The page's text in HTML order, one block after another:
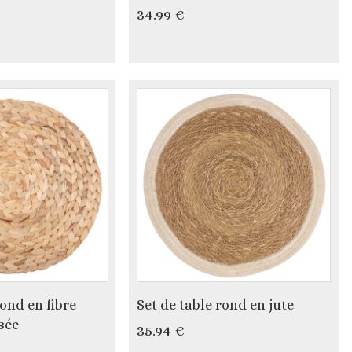
34.99 €
en fibre
Set de table rond en jute
35.94 €